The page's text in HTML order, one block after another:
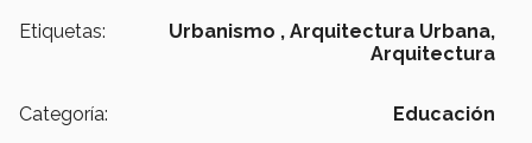
Etiquetas: Urbanismo , Arquitectura Urbana,
Arquitectura
Categoría: Educación